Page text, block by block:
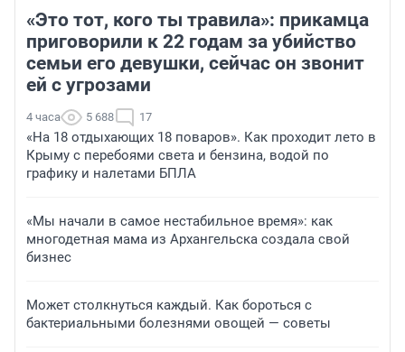
«Это тот, кого ты травила»: прикамца
приговорили к 22 годам за убийство
семьи его девушки, сейчас он звонит
ей с угрозами
4 часа 5 688 17
«На 18 отдыхающих 18 поваров». Как проходит лето в
Крыму с перебоями света и бензина, водой по
графику и налетами БПЛА
«Мы начали в самое нестабильное время»: как
многодетная мама из Архангельска создала свой
бизнес
Может столкнуться каждый. Как бороться с
бактериальными болезнями овощей — советы